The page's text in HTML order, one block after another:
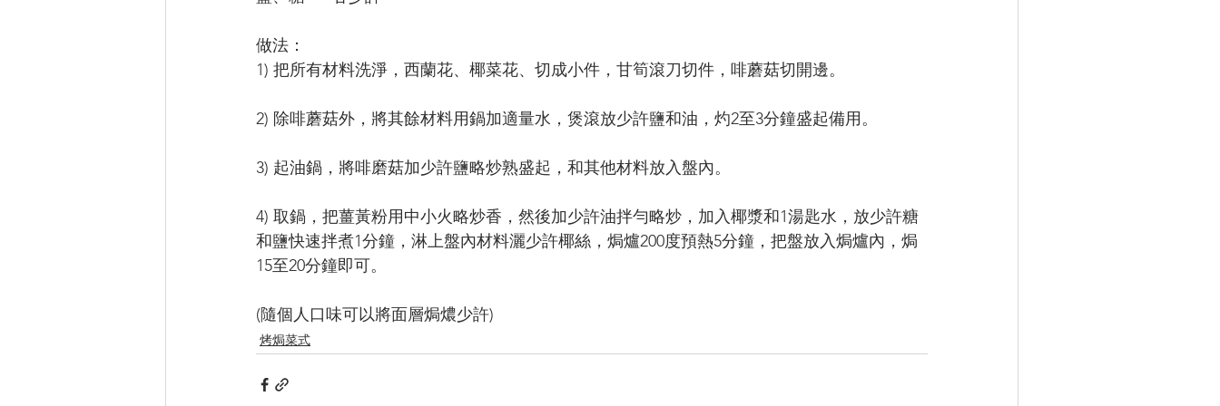
做法：
1) 把所有材料洗淨，西蘭花、椰菜花、切成小件，甘筍滾刀切件，啡蘑菇切開邊。
2) 除啡蘑菇外，將其餘材料用鍋加適量水，煲滾放少許鹽和油，灼2至3分鐘盛起備用。
3) 起油鍋，將啡磨菇加少許鹽略炒熟盛起，和其他材料放入盤內。
4) 取鍋，把薑黃粉用中小火略炒香，然後加少許油拌勻略炒，加入椰漿和1湯匙水，放少許糖
和鹽快速拌煮1分鐘，淋上盤內材料灑少許椰絲，焗爐200度預熱5分鐘，把盤放入焗爐內，焗
15至20分鐘即可。
(隨個人口味可以將面層焗燶少許)
烤焗菜式